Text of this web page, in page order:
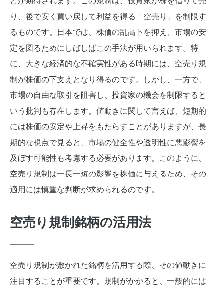
り、後で安く買い戻して利益を得る「空売り」を制限す
るものです。日本では、株価の乱高下を抑え、市場の安
定を図るためにしばしばこの手法が用いられます。特
に、大きな経済的な不確実性がある時期には、空売り規
制が株価の下支えとなり得るのです。しかし、一方で、
市場の自由な取引を阻害し、投資家の機会を制限すると
いう批判も存在します。値動きに関して言えば、短期的
には株価の安定や上昇をもたらすことがありますが、長
期的な視点で見ると、市場の健全性や透明性に悪影響を
及ぼす可能性も考慮する必要があります。このように、
空売り規制は一長一短の影響を株価に与えるため、その
適用には慎重な判断が求められるのです。
空売り規制銘柄の活用法
空売り規制が敷かれた銘柄を活用する際、その値動きに
注目することが重要です。規制がかかると、一般的には